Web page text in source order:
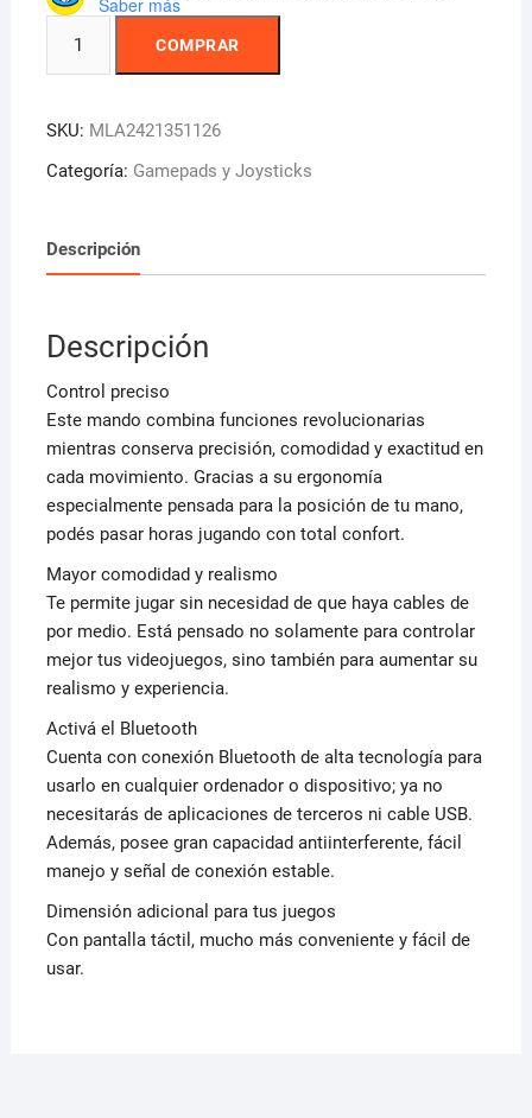
Inalámbrico
4300x
Negro
COMPRAR
SKU: MLA2421351126
Categoría: Gamepads y Joysticks
Descripción
Descripción
Control preciso
Este mando combina funciones revolucionarias
mientras conserva precisión, comodidad y exactitud en
cada movimiento. Gracias a su ergonomía
especialmente pensada para la posición de tu mano,
podés pasar horas jugando con total confort.
Mayor comodidad y realismo
Te permite jugar sin necesidad de que haya cables de
por medio. Está pensado no solamente para controlar
mejor tus videojuegos, sino también para aumentar su
realismo y experiencia.
Activá el Bluetooth
Cuenta con conexión Bluetooth de alta tecnología para
usarlo en cualquier ordenador o dispositivo; ya no
necesitarás de aplicaciones de terceros ni cable USB.
Además, posee gran capacidad antiinterferente, fácil
manejo y señal de conexión estable.
Dimensión adicional para tus juegos
Con pantalla táctil, mucho más conveniente y fácil de
usar.